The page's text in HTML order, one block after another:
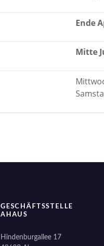
Ende
Mitte
GESCHÄFTSSTELLE
AHAUS
Hindenburgallee 17